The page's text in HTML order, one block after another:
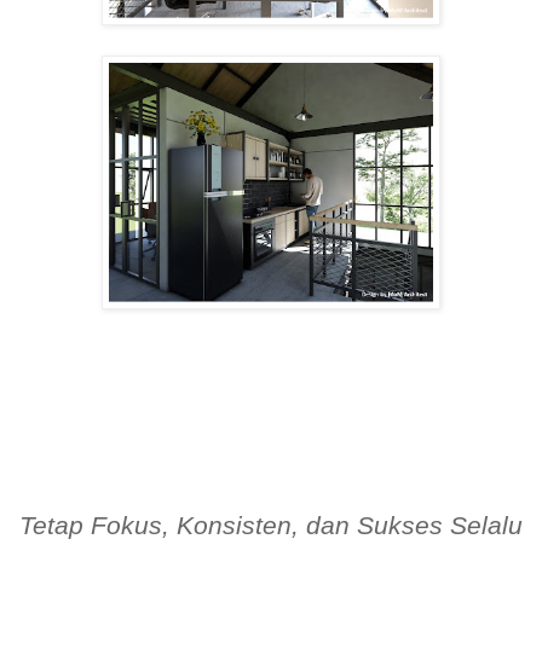
Tetap Fokus, Konsisten, dan Sukses Selalu